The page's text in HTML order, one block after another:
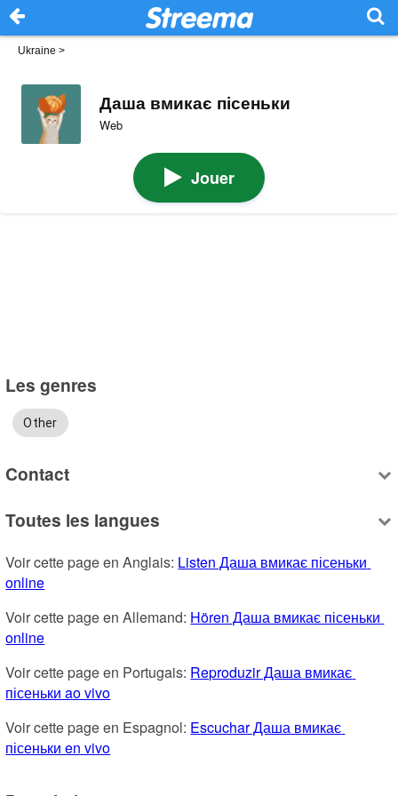
Ukraine >
Даша вмикає пісеньки
Web
Jouer
Les genres
Other
Contact
Toutes les langues
Voir cette page en Anglais: Listen Даша вмикає пісеньки
online
Voir cette page en Allemand: Hören Даша вмикає пісеньки
online
Voir cette page en Portugais: Reproduzir Даша вмикає
пісеньки ao vivo
Voir cette page en Espagnol: Escuchar Даша вмикає
пісеньки en vivo